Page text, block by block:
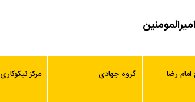
رضا گروه جهادی مرکز نیکوکاری